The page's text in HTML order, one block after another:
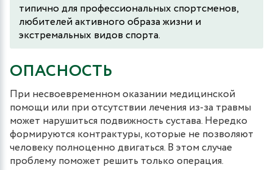
типично для профессиональных спортсменов,
любителей активного образа жизни и
экстремальных видов спорта.
ОПАСНОСТЬ
При несвоевременном оказании медицинской
помощи или при отсутствии лечения из-за травмы
может нарушиться подвижность сустава. Нередко
формируются контрактуры, которые не позволяют
человеку полноценно двигаться. В этом случае
проблему поможет решить только операция.